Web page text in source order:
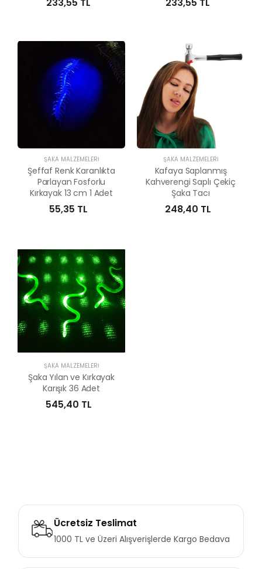
233,55 TL 233,55 TL
ŞAKA MALZEMELERI
Şeffaf Renk Karanlıkta
Parlayan Fosforlu
Kırkayak 13 cm 1 Adet
55,35 TL
ŞAKA MALZEMELERI
Kafaya Saplanmış
Kahverengi Saplı Çekiç
Şaka Tacı
248,40 TL
ŞAKA MALZEMELERI
Şaka Yılan ve Kırkayak
Karışık 36 Adet
545,40 TL
Ücretsiz Teslimat
1000 TL ve Üzeri Alışverişlerde Kargo Bedava